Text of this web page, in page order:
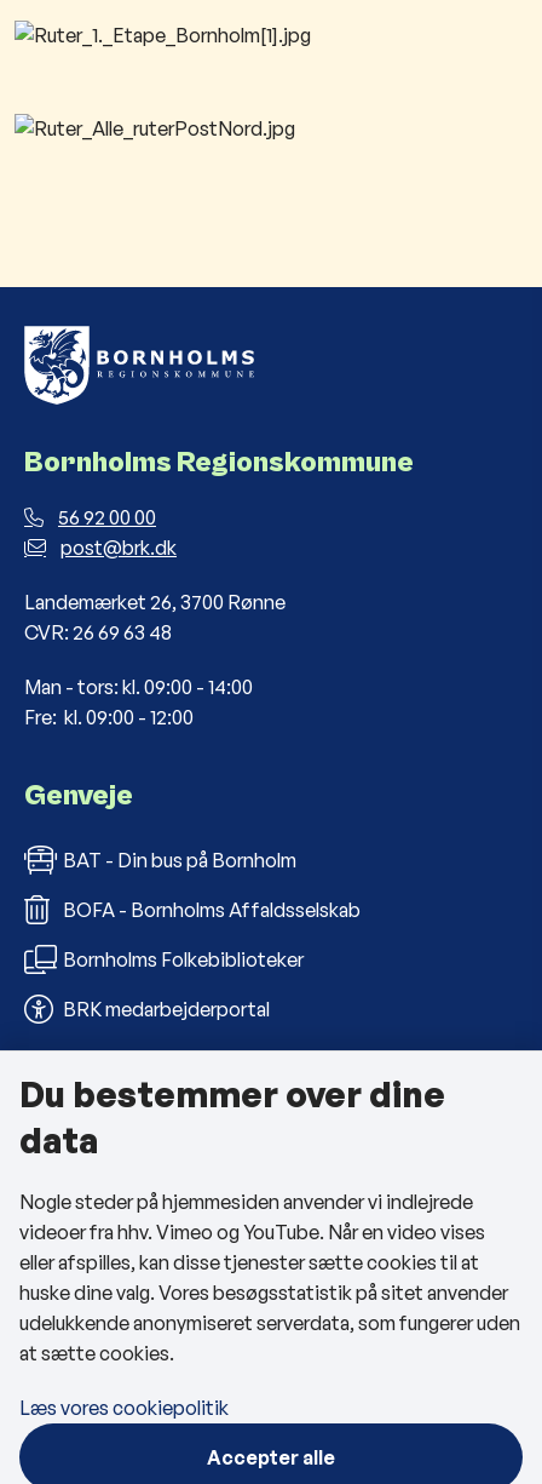
Bornholms Regionskommune
56 92 00 00
post@brk.dk
Landemærket 26, 3700 Rønne
CVR: 26 69 63 48
Man - tors: kl. 09:00 - 14:00
Fre: kl. 09:00 - 12:00
Genveje
BAT - Din bus på Bornholm
BOFA - Bornholms Affaldsselskab
Bornholms Folkebiblioteker
BRK medarbejderportal
Om kommunen
Kontakt os
Telefon- og åbningstider
Tilgængelighedserklæring
Privatlivspolitik
Cookies
Følg os
Du bestemmer over dine
data
Nogle steder på hjemmesiden anvender vi indlejrede
videoer fra hhv. Vimeo og YouTube. Når en video vises
eller afspilles, kan disse tjenester sætte cookies til at
huske dine valg. Vores besøgsstatistik på sitet anvender
udelukkende anonymiseret serverdata, som fungerer uden
at sætte cookies.
Læs vores cookiepolitik
Accepter alle